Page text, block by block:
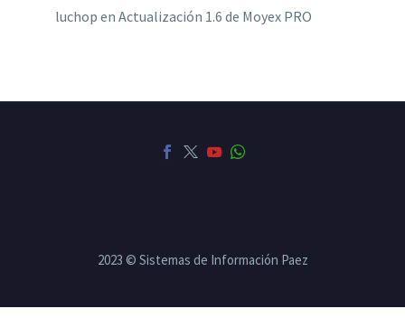
luchop en Actualización 1.6 de Moyex PRO
2023 © Sistemas de Información Paez